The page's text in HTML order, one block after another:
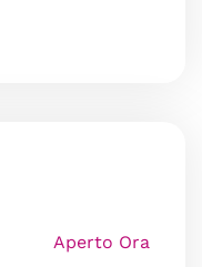
Aperto Ora